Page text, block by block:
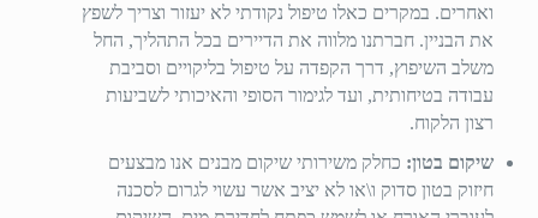
ואחרים. במקרים כאלו טיפול נקודתי לא יעזור וצריך לשפץ
את הבניין. חברתנו מלווה את הדיירים בכל התהליך, החל
משלב השיפוץ, דרך הקפדה על טיפול בליקויים וסביבת
עבודה בטיחותית, ועד לגימור הסופי והאיכותי לשביעות
רצון הלקוח.
שיקום בטון: כחלק משירותי שיקום מבנים אנו מבצעים
חיזוק בטון סדוק ו\או לא יציב אשר עשוי לגרום לסכנה